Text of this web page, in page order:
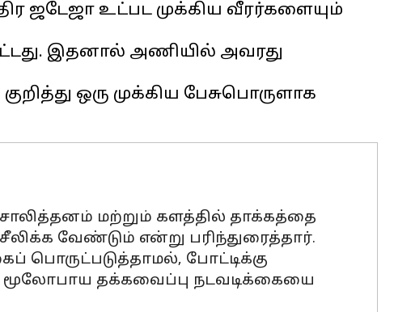
ஜடேஜா உட்பட முக்கிய வீரர்களையும்
இதனால் அணியில் அவரது
ஒரு முக்கிய பேசுபொருளாக
மற்றும் களத்தில் தாக்கத்தை
வேண்டும் என்று பரிந்துரைத்தார்.
பொருட்படுத்தாமல், போட்டிக்கு
மூலோபாய தக்கவைப்பு நடவடிக்கையை